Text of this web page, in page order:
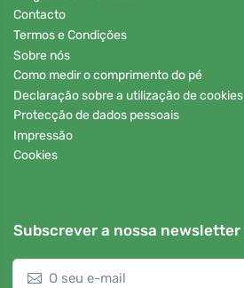
Contacto
Termos e Condições
Sobre nós
Como medir o comprimento do pé
Declaração sobre a utilização de cookies
Protecção de dados pessoais
Impressão
Cookies
Subscrever a nossa newsletter